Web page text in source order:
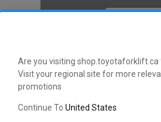
Are you visiting shop.toyotaforklift.ca
Visit your regional site for more
promotions
Continue To United States